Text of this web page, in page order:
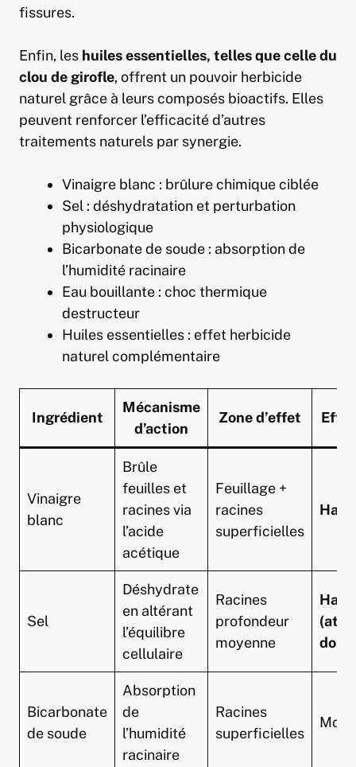
fissures.
Enfin, les huiles essentielles, telles que celle du
clou de girofle, offrent un pouvoir herbicide
naturel grâce à leurs composés bioactifs. Elles
peuvent renforcer l’efficacité d’autres
traitements naturels par synergie.
Vinaigre blanc : brûlure chimique ciblée
Sel : déshydratation et perturbation
physiologique
Bicarbonate de soude : absorption de
l’humidité racinaire
Eau bouillante : choc thermique
destructeur
Huiles essentielles : effet herbicide
naturel complémentaire
Ingrédient
Mécanisme
d’action
Zone d’effet
Vinaigre
blanc
Brûle
feuilles et
racines via
l’acide
acétique
Feuillage +
racines
superficielles
Sel
Déshydrate
en altérant
l’équilibre
cellulaire
Racines
profondeur
moyenne
Bicarbonate
de soude
Absorption
de
l’humidité
racinaire
Racines
superficielles